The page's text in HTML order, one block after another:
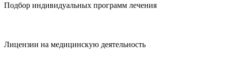
Подбор индивидуальных программ лечения
Лицензии на медицинскую деятельность